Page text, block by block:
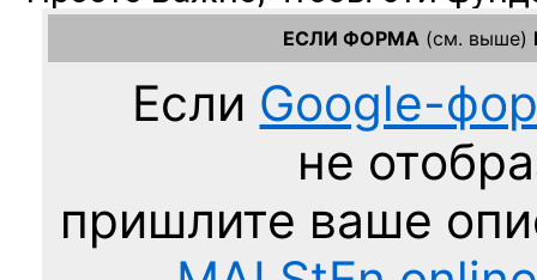
ЕСЛИ ФОРМА (см. выше)
Если Google-
не
пришлите ваше